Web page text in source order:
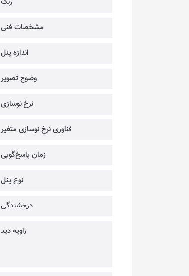
مشخصات فنی
اندازه پنل
وضوح تصویر
نرخ نوسازی
فناوری نرخ نوسازی متغیر
زمان پاسخ‌گویی
نوع پنل
درخشندگی
زاویه دید